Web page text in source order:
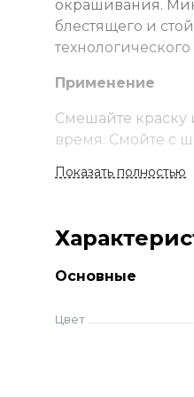
окрашивания.
блестящего и
Применение
Смешайте краску
время. Смойте с
Тонирование:
г; для оттенков 8-
самостоятельно
Показать полностью
Основные
Цвет